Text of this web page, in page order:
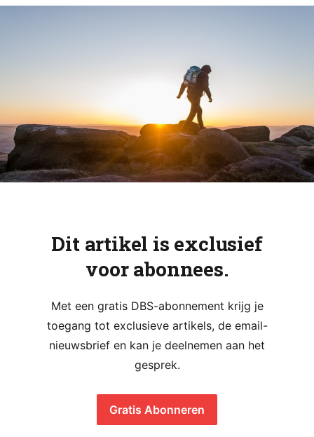
Dit artikel is exclusief
voor abonnees.
Met een gratis DBS-abonnement krijg je
toegang tot exclusieve artikels, de email-
nieuwsbrief en kan je deelnemen aan het
gesprek.
Gratis Abonneren